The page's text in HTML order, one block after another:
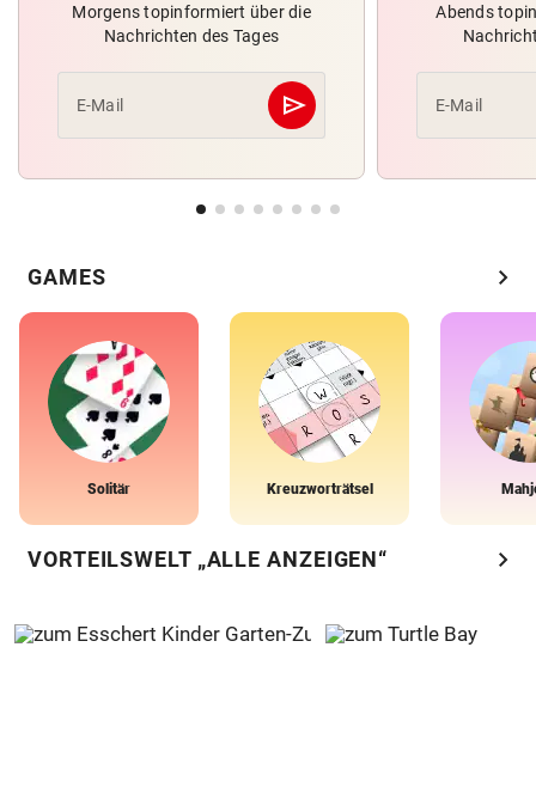
Morgens topinformiert über die
Nachrichten des Tages
E-Mail send
Abschicken
Abends
E-Mail
GAMES chevron_right
Solitär Kreuzworträtsel
VORTEILSWELT „ALLE ANZEIGEN“ chevron_right